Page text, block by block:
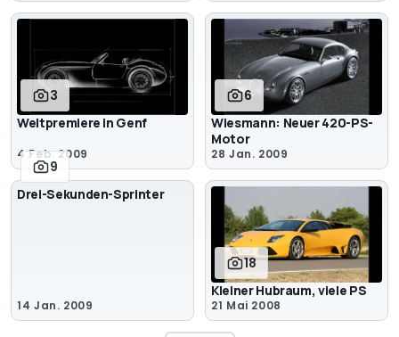
3
Weltpremiere in Genf
4 Feb. 2009
6
Wiesmann: Neuer 420-PS-
Motor
28 Jan. 2009
9
Drei-Sekunden-Sprinter
14 Jan. 2009
18
Kleiner Hubraum, viele PS
21 Mai 2008